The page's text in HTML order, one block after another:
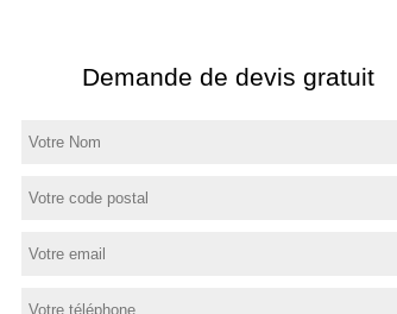
Demande de devis gratuit